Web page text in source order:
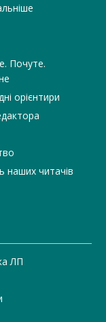
Почуте.
орієнтири
наших читачів
ЛП